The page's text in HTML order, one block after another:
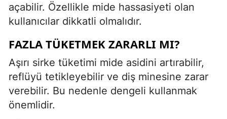
açabilir. Özellikle mide hassasiyeti olan
kullanıcılar dikkatli olmalıdır.
FAZLA TÜKETMEK ZARARLI MI?
Aşırı sirke tüketimi mide asidini artırabilir,
reflüyü tetikleyebilir ve diş minesine zarar
verebilir. Bu nedenle dengeli kullanmak
önemlidir.